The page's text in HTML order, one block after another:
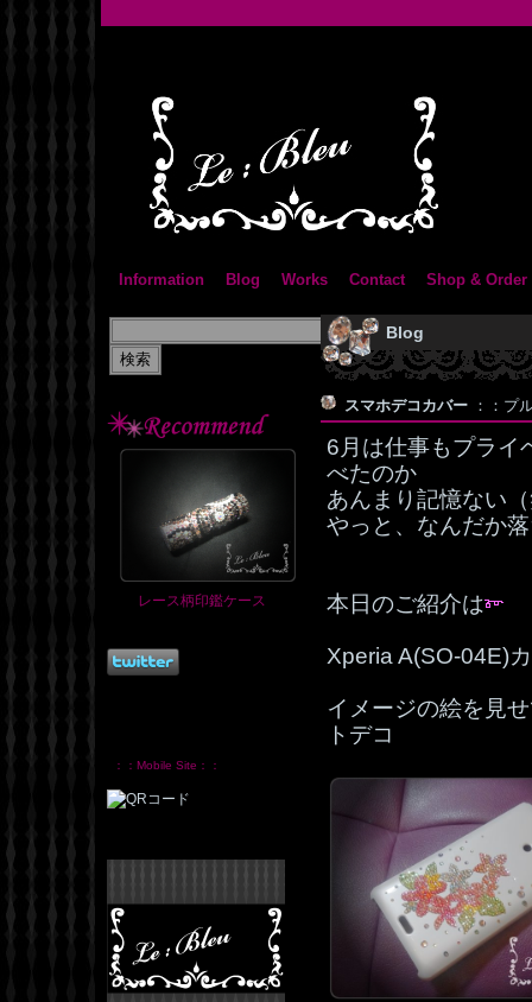
Information Blog Works Contact Shop & Order
レース柄印鑑ケース
：：Mobile Site：：
Blog
スマホデコカバー ：：プ
6月は仕事もプライ
べたのか
あんまり記憶ない
やっと、なんだか
本日のご紹介は
Xperia A(SO-04E)
イメージの絵を見
トデコ